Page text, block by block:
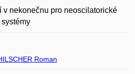
v nekonečnu pro neoscilatorické
Roman